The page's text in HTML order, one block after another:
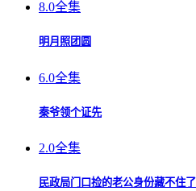
8.0全集
明月照团圆
6.0全集
秦爷领个证先
2.0全集
民政局门口捡的老公身份藏不住了